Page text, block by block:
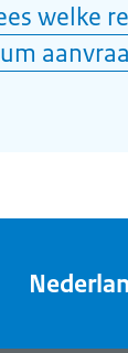
welke